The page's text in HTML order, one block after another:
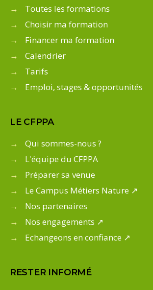
→
Toutes les formations
→
Choisir ma formation
→
Financer ma formation
→
Calendrier
→
Tarifs
→
Emploi, stages & opportunités
LE CFPPA
→
Qui sommes-nous ?
→
L'équipe du CFPPA
→
Préparer sa venue
→
Le Campus Métiers Nature ↗
→
Nos partenaires
→
Nos engagements ↗
→
Echangeons en confiance ↗
RESTER INFORMÉ